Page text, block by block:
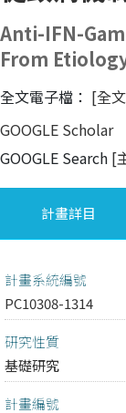
Anti-IFN-
From
全文電子檔： [全
GOOGLE Scholar
GOOGLE Search [
計畫詳目
計畫系統編號
PC10308-1314
研究性質
基礎研究
計畫編號